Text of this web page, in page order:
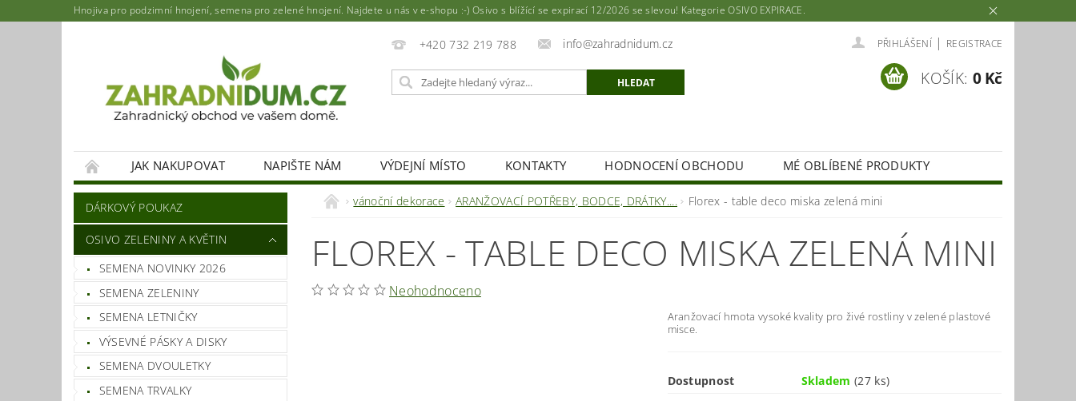
Hnojiva pro podzimní hnojení, semena pro zelené hnojení. Najdete u nás v e-shopu :-) Osivo s blížící se expirací 12/2026 se slevou! Kategorie OSIVO EXPIRACE.
+420 732 219 788 info@zahradnidum.cz PŘIHLÁŠENÍ | REGISTRACE
KOŠÍK: 0 Kč
JAK NAKUPOVAT NAPIŠTE NÁM VÝDEJNÍ MÍSTO KONTAKTY HODNOCENÍ OBCHODU MÉ OBLÍBENÉ PRODUKTY
DÁRKOVÝ POUKAZ
OSIVO ZELENINY A KVĚTIN
SEMENA NOVINKY 2026
SEMENA ZELENINY
SEMENA LETNIČKY
VÝSEVNÉ PÁSKY A DISKY
SEMENA DVOULETKY
SEMENA TRVALKY
vánoční dekorace ARANŽOVACÍ POTŘEBY, BODCE, DRÁTKY.... Florex - table deco miska zelená mini
FLOREX - TABLE DECO MISKA ZELENÁ MINI
Neohodnoceno
Aranžovací hmota vysoké kvality pro živé rostliny v zelené plastové
misce.
Dostupnost Skladem(27 ks)